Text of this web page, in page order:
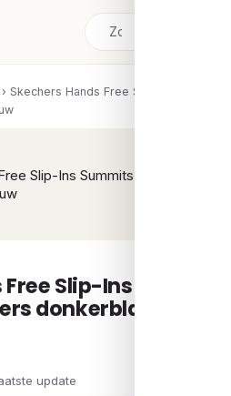
› Skechers Hands Free Slip-Ins
Slip-Ins
donkerblauw
update